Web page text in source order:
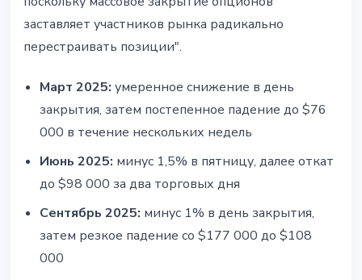
заставляет участников рынка радикально
перестраивать позиции".
Март 2025: умеренное снижение в день
закрытия, затем постепенное падение до $76
000 в течение нескольких недель
Июнь 2025: минус 1,5% в пятницу, далее откат
до $98 000 за два торговых дня
Сентябрь 2025: минус 1% в день закрытия,
затем резкое падение со $177 000 до $108
000